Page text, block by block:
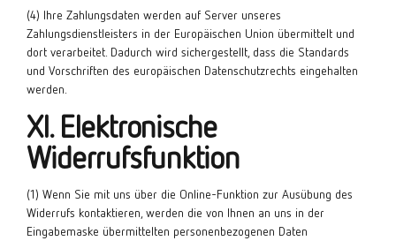
(4) Ihre Zahlungsdaten werden auf Server unseres
Zahlungsdienstleisters in der Europäischen Union übermittelt und
dort verarbeitet. Dadurch wird sichergestellt, dass die Standards
und Vorschriften des europäischen Datenschutzrechts eingehalten
werden.
XI. Elektronische
Widerrufsfunktion
(1) Wenn Sie mit uns über die Online-Funktion zur Ausübung des
Widerrufs kontaktieren, werden die von Ihnen an uns in der
Eingabemaske übermittelten personenbezogenen Daten